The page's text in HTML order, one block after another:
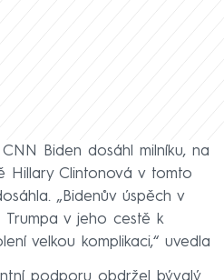
Biden dosáhl milníku, na
Hillary Clintonová v tomto
„Bidenův úspěch v
v jeho cestě k
velkou komplikaci,“ uvedla
podporu obdržel bývalý